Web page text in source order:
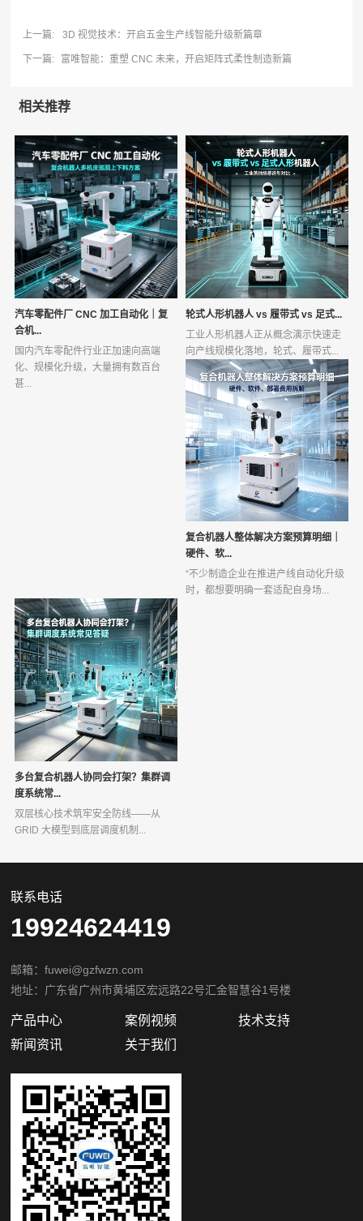
上一篇: 3D 视觉技术：开启五金生产线智能升级新篇章
下一篇: 富唯智能：重塑 CNC 未来，开启矩阵式柔性制造新篇
相关推荐
汽车零配件厂 CNC 加工自动化｜复
合机...
国内汽车零配件行业正加速向高端
化、规模化升级，大量拥有数百台
甚...
轮式人形机器人 vs 履带式 vs 足式...
工业人形机器人正从概念演示快速走
向产线规模化落地，轮式、履带式...
复合机器人整体解决方案预算明细｜
硬件、软...
“不少制造企业在推进产线自动化升级
时，都想要明确一套适配自身场...
多台复合机器人协同会打架？集群调
度系统常...
双层核心技术筑牢安全防线——从
GRID 大模型到底层调度机制...
联系电话
19924624419
邮箱：fuwei@gzfwzn.com
地址：广东省广州市黄埔区宏远路22号汇金智慧谷1号楼
产品中心 案例视频
技术支持
新闻资讯
关于我们